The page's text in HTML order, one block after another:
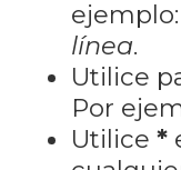
ejemplo:
línea.
Utilice
Por
Utilice *